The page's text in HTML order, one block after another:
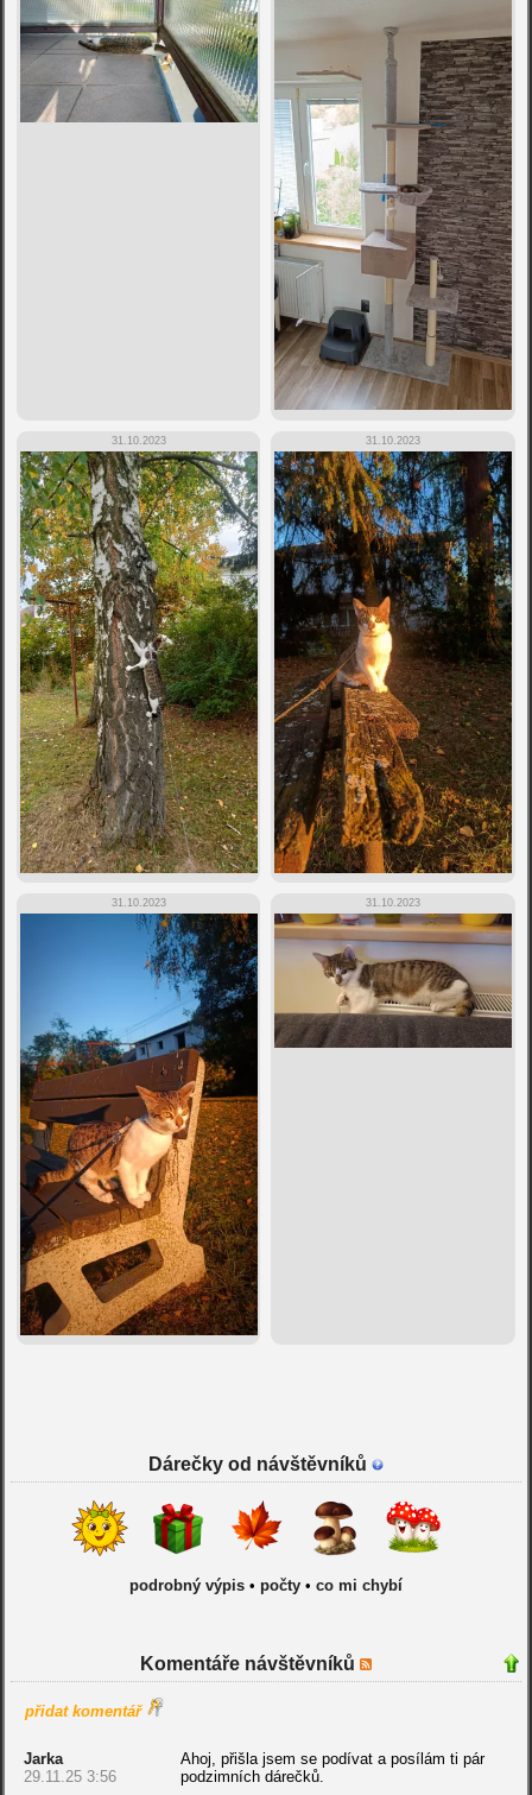
31.10.2023 31.10.2023
31.10.2023 31.10.2023
Dárečky od návštěvníků
podrobný výpis• počty• co mi chybí
Komentáře návštěvníků
přidat komentář
Jarka
29.11.25 3:56
Ahoj, přišla jsem se podívat a posílám ti pár
podzimních dárečků.